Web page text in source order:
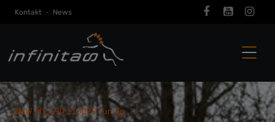
Kontakt - News
BMW M5 G90 1100PS Tuning